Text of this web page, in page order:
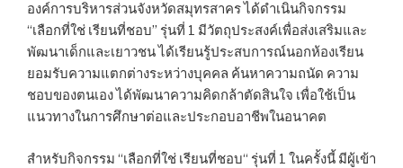
องค์การบริหารส่วนจังหวัดสมุทรสาคร ได้ดำเนินกิจกรรม
“เลือกที่ใช่ เรียนที่ชอบ” รุ่นที่ 1 มีวัตถุประสงค์เพื่อส่งเสริมและ
พัฒนาเด็กและเยาวชน ได้เรียนรู้ประสบการณ์นอกห้องเรียน
ยอมรับความแตกต่างระหว่างบุคคล ค้นหาความถนัด ความ
ชอบของตนเอง ได้พัฒนาความคิดกล้าตัดสินใจ เพื่อใช้เป็น
แนวทางในการศึกษาต่อและประกอบอาชีพในอนาคต
สำหรับกิจกรรม “เลือกที่ใช่ เรียนที่ชอบ“ รุ่นที่ 1 ในครั้งนี้ มีผู้เข้า